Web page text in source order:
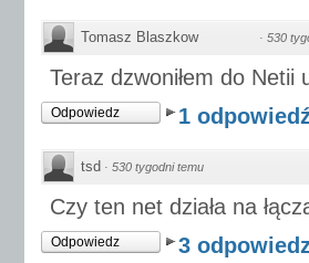
Tomasz Blaszkow · 530
Teraz dzwoniłem do Netii
Odpowiedz 1
tsd · 530 tygodni temu
Czy ten net działa na
Odpowiedz 3